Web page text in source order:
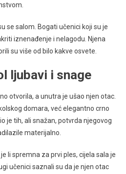
se salom. Bogati učenici koji su je
iznenađenje i nelagodu. Njena
su više od bilo kakve osvete.
ljubavi i snage
otvorila, a unutra je ušao njen otac.
domara, već elegantno crno
je tih, ali snažan, potvrda njegovog
materijalno.
li spremna za prvi ples, cijela sala je
učenici saznali su da je njen otac